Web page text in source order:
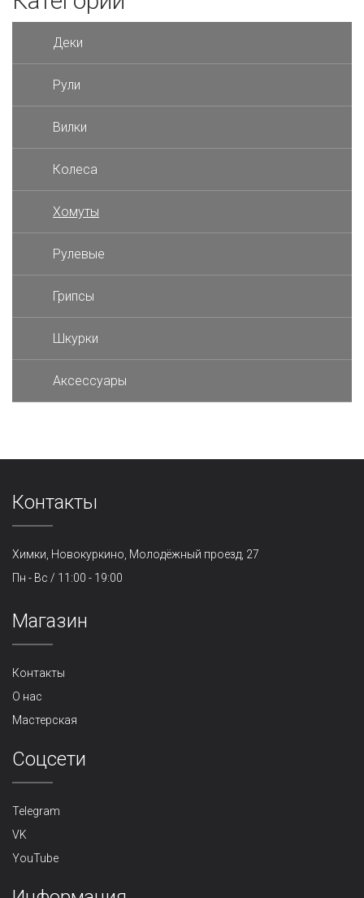
Деки
Рули
Вилки
Колеса
Хомуты
Рулевые
Грипсы
Шкурки
Аксессуары
Контакты
Химки, Новокуркино, Молодёжный проезд, 27
Пн - Вс / 11:00 - 19:00
Магазин
Контакты
О нас
Мастерская
Cоцсети
Telegram
VK
YouTube